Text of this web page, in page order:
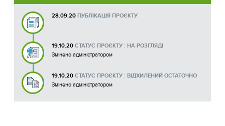
28.09.20 ПУБЛІКАЦІЯ ПРОЄКТУ
19.10.20 СТАТУС ПРОЄКТУ : НА РОЗГЛЯДІ
Змінено адміністратором
19.10.20 СТАТУС ПРОЄКТУ : ВІДХИЛЕНИЙ ОСТАТОЧНО
Змінено адміністратором